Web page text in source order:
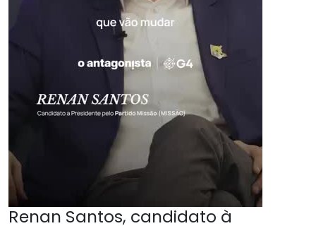
Renan Santos, candidato à